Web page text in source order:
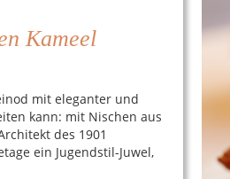
Kameel
mit eleganter und
kann: mit Nischen aus
des 1901
ein Jugendstil-Juwel,